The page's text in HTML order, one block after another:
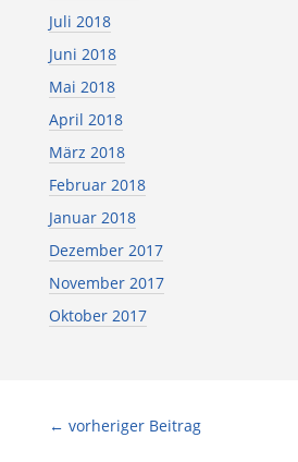
Juli 2018
Juni 2018
Mai 2018
April 2018
März 2018
Februar 2018
Januar 2018
Dezember 2017
November 2017
Oktober 2017
← vorheriger Beitrag